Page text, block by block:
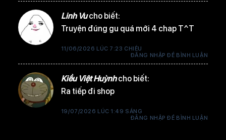
Tập 2
Tập 1
Linh Vu cho biết:
Truyện đúng gu quá mới 4 chap T^T
11/06/2026 LÚC 7:23 CHIỀU
ĐĂNG NHẬP ĐỂ BÌNH LUẬN
Kiều Việt Huỳnh cho biết:
Ra tiếp đi shop
19/07/2026 LÚC 1:49 SÁNG
ĐĂNG NHẬP ĐỂ BÌNH LUẬN